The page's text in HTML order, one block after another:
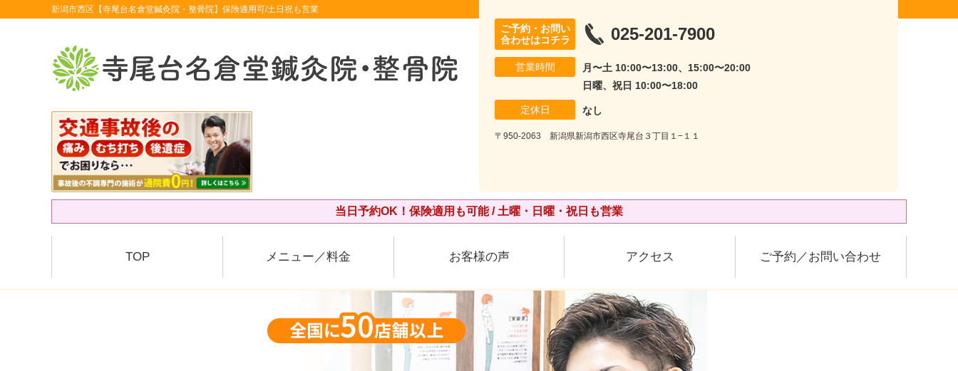
新潟市西区【寺尾台名倉堂鍼灸院・整骨院】保険適用可/土日祝も営業
ご予約・お問い
合わせはコチラ
025-201-7900
営業時間
月〜土 10:00〜13:00、15:00〜20:00
日曜、祝日 10:00〜18:00
定休日 なし
〒950-2063 新潟県新潟市西区寺尾台３丁目１−１１
当日予約OK！保険適用も可能 / 土曜・日曜・祝日も営業
TOP メニュー／料金 お客様の声 アクセス ご予約／お問い合わせ